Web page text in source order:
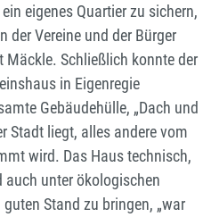
eigenes Quartier zu sichern,
der Vereine und der Bürger
Mäckle. Schließlich konnte der
in Eigenregie
Gebäudehülle, „Dach und
Stadt liegt, alles andere vom
wird. Das Haus technisch,
auch unter ökologischen
Stand zu bringen, „war